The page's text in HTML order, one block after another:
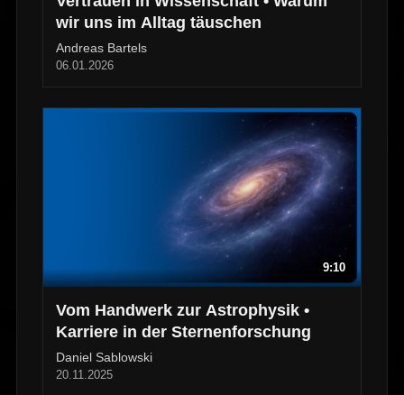
wir uns im Alltag täuschen
Andreas Bartels
06.01.2026
9:10
Vom Handwerk zur Astrophysik •
Karriere in der Sternenforschung
Daniel Sablowski
20.11.2025